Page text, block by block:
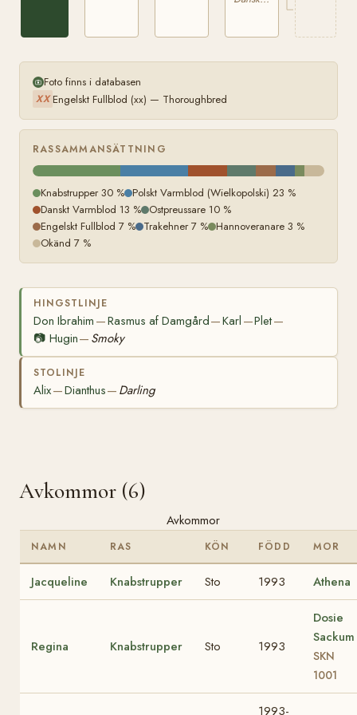
Foto finns i databasen
XX Engelskt Fullblod (xx) — Thoroughbred
RASSAMMANSÄTTNING
Knabstrupper 30 % Polskt Varmblod (Wielkopolski) 23 %
Danskt Varmblod 13 % Ostpreussare 10 %
Engelskt Fullblod 7 % Trakehner 7 % Hannoveranare 3 %
Okänd 7 %
HINGSTLINJE
Don Ibrahim —Rasmus af Damgård—Karl —Plet—
📷 Hugin— Smoky
STOLINJE
Alix—Dianthus— Darling
Avkommor (6)
Avkommor
NAMN RAS KÖN FÖDD MOR
Jacqueline Knabstrupper Sto 1993 Athena
Regina Knabstrupper Sto 1993
Dosie
Sackum
SKN
1001
1993-